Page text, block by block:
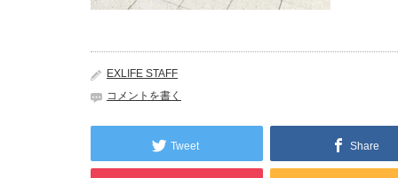
EXLIFE STAFF
コメントを書く
Tweet Share